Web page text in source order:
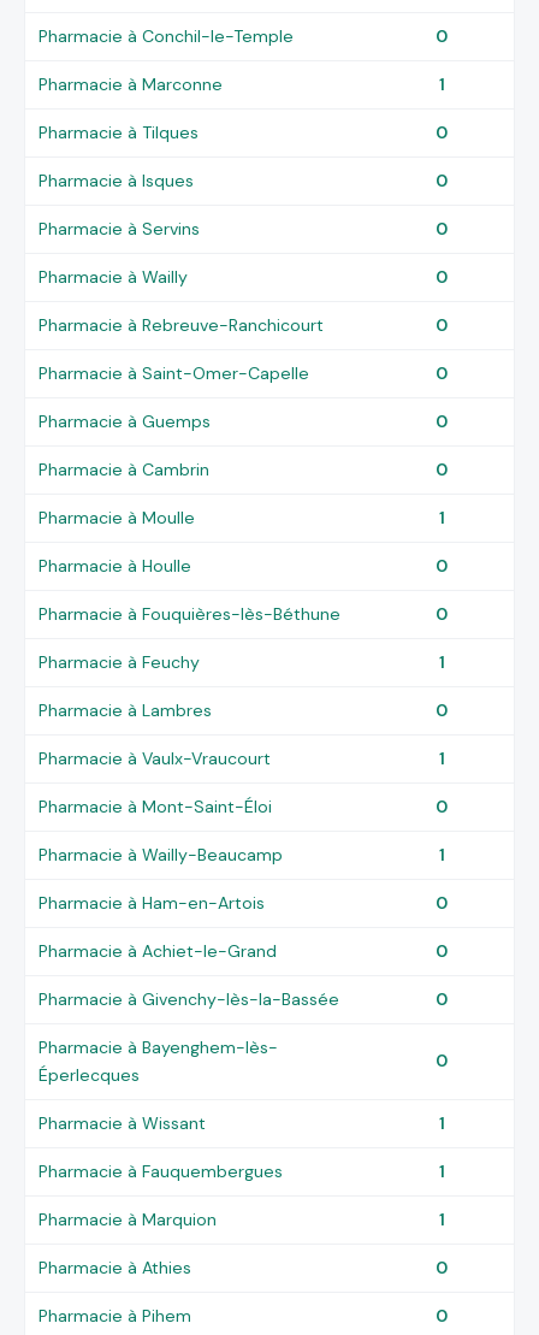
Pharmacie à Conchil-le-Temple 0
Pharmacie à Marconne 1
Pharmacie à Tilques 0
Pharmacie à Isques 0
Pharmacie à Servins 0
Pharmacie à Wailly 0
Pharmacie à Rebreuve-Ranchicourt 0
Pharmacie à Saint-Omer-Capelle 0
Pharmacie à Guemps 0
Pharmacie à Cambrin 0
Pharmacie à Moulle 1
Pharmacie à Houlle 0
Pharmacie à Fouquières-lès-Béthune 0
Pharmacie à Feuchy 1
Pharmacie à Lambres 0
Pharmacie à Vaulx-Vraucourt 1
Pharmacie à Mont-Saint-Éloi 0
Pharmacie à Wailly-Beaucamp 1
Pharmacie à Ham-en-Artois 0
Pharmacie à Achiet-le-Grand 0
Pharmacie à Givenchy-lès-la-Bassée 0
Pharmacie à Bayenghem-lès-
Éperlecques
0
Pharmacie à Wissant 1
Pharmacie à Fauquembergues 1
Pharmacie à Marquion 1
Pharmacie à Athies 0
Pharmacie à Pihem 0